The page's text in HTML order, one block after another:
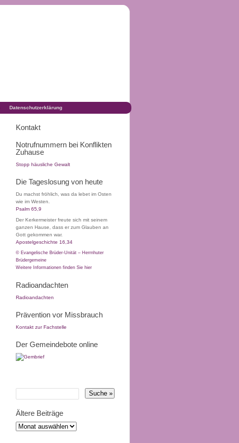
Datenschutzerklärung
Kontakt
Notrufnummern bei Konflikten
Zuhause
Stopp häusliche Gewalt
Die Tageslosung von heute
Du machst fröhlich, was da lebet im Osten
wie im Westen.
Psalm 65,9
Der Kerkermeister freute sich mit seinem
ganzen Hause, dass er zum Glauben an
Gott gekommen war.
Apostelgeschichte 16,34
© Evangelische Brüder-Unität – Herrnhuter
Brüdergemeine
Weitere Informationen finden Sie hier
Radioandachten
Radioandachten
Prävention vor Missbrauch
Kontakt zur Fachstelle
Der Gemeindebote online
Ältere Beiträge
Ältere
Beiträge